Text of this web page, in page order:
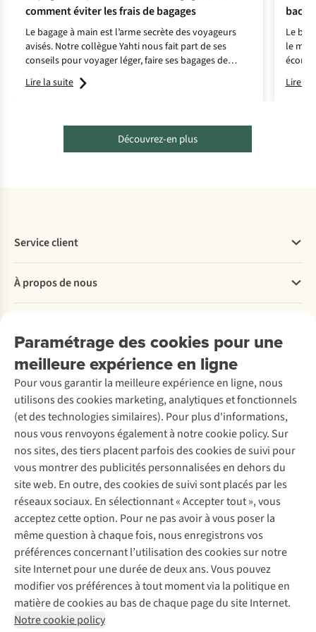
coutures décousues pour éviter qu’elles ne s’aggravent, ou
renseignez-vous dans votre magasin A.S.Adventure si vous
pouvez les faire réparer par notreservice de réparation
comment éviter les frais de bagages
Le bagage à main est l’arme secrète des voyageurs
avisés. Notre collègue Yahti nous fait part de ses
conseils pour voyager léger, faire ses bagages de
manière intelligente et bénéficier d’un maximum de
confort en voyage.
Lire la suite
Le
le
Lire la
Découvrez-en plus
Paramétrage des cookies pour une
meilleure expérience en ligne
Pour vous garantir la meilleure expérience en ligne, nous
utilisons des cookies marketing, analytiques et fonctionnels
(et des technologies similaires). Pour plus d'informations,
nous vous renvoyons également à notre cookie policy. Sur
nos sites, des tiers placent parfois des cookies de suivi pour
vous montrer des publicités personnalisées en dehors du
site web. En outre, des cookies de suivi sont placés par les
réseaux sociaux. En sélectionnant « Accepter tout », vous
acceptez cette option. Pour ne pas avoir à vous poser la
même question à chaque fois, nous enregistrons vos
préférences concernant l’utilisation des cookies sur notre
site Internet pour une durée de deux ans. Vous pouvez
modifier vos préférences à tout moment via la politique en
matière de cookies au bas de chaque page du site Internet.
Notre cookie policy
Service client
Commander
Payer
Retourner
Rétractation d'une commande
Entretien & réparations
Garantie
Contactez-nous
À propos de nous
Entreprise responsable
À propos d’Ayacucho
Nos magasins
À propos d’A.S.Adventure
Déclaration d'accessibilité
Location / Location sports d’hiver
Seconde-main
Entretien de ski
Service de lavage
Entretien de chaussures
Réparation de chaussures
Réparation de vêtements
Retouches
Pour les entreprises
Découvrez
A.S.Magazine
Explore Camp
Expertise & conseils
Abonnez-vous à la newsletter
Suivez-nous
Mentions légales
Politique de confidentialité
Conditions générales
Cookie Policy